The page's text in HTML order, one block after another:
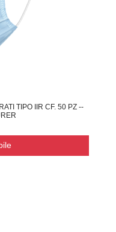
TIPO IIR CF. 50 PZ --